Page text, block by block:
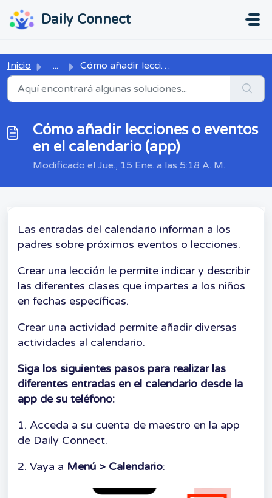
Daily Connect
Inicio ... Cómo añadir lecciones o eventos en el calendario (app)
Cómo añadir lecciones o eventos
en el calendario (app)
Modificado el Jue., 15 Ene. a las 5:18 A. M.
Las entradas del calendario informan a los
padres sobre próximos eventos o lecciones.
Crear una lección le permite indicar y describir
las diferentes clases que impartes a los niños
en fechas específicas.
Crear una actividad permite añadir diversas
actividades al calendario.
Siga los siguientes pasos para realizar las
diferentes entradas en el calendario desde la
app de su teléfono:
1. Acceda a su cuenta de maestro en la app
de Daily Connect.
2. Vaya a Menú > Calendario: